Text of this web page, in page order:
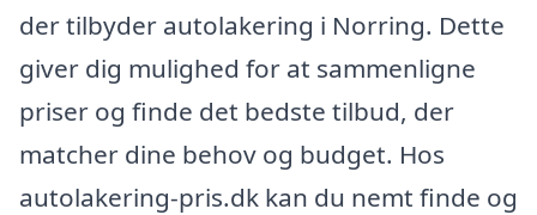
der tilbyder autolakering i Norring. Dette
giver dig mulighed for at sammenligne
priser og finde det bedste tilbud, der
matcher dine behov og budget. Hos
autolakering-pris.dk kan du nemt finde og